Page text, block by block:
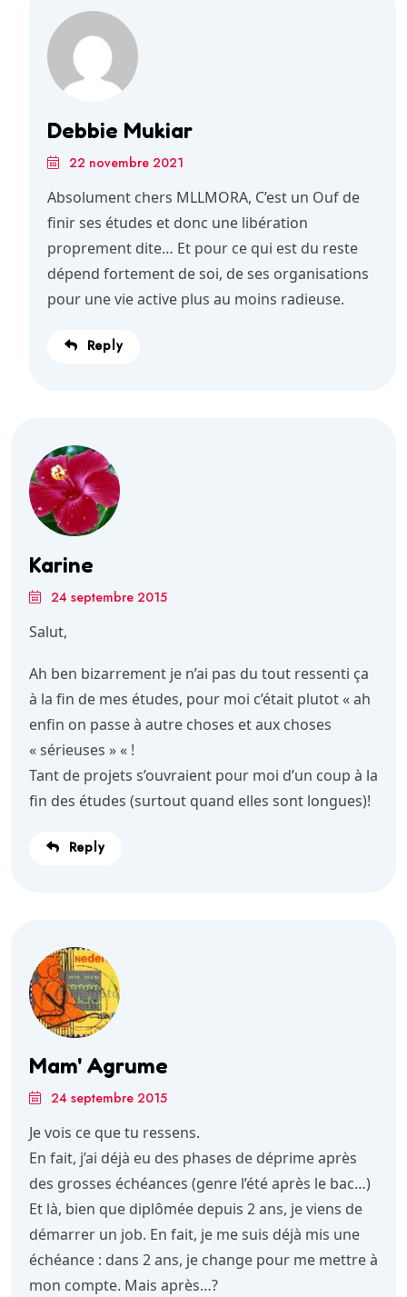
Debbie Mukiar
22 novembre 2021
Absolument chers MLLMORA, C’est un Ouf de
finir ses études et donc une libération
proprement dite… Et pour ce qui est du reste
dépend fortement de soi, de ses organisations
pour une vie active plus au moins radieuse.
Reply
Karine
24 septembre 2015
Salut,
Ah ben bizarrement je n’ai pas du tout ressenti ça
à la fin de mes études, pour moi c’était plutot « ah
enfin on passe à autre choses et aux choses
« sérieuses » « !
Tant de projets s’ouvraient pour moi d’un coup à la
fin des études (surtout quand elles sont longues)!
Reply
Mam' Agrume
24 septembre 2015
Je vois ce que tu ressens.
En fait, j’ai déjà eu des phases de déprime après
des grosses échéances (genre l’été après le bac…)
Et là, bien que diplômée depuis 2 ans, je viens de
démarrer un job. En fait, je me suis déjà mis une
échéance : dans 2 ans, je change pour me mettre à
mon compte. Mais après…?